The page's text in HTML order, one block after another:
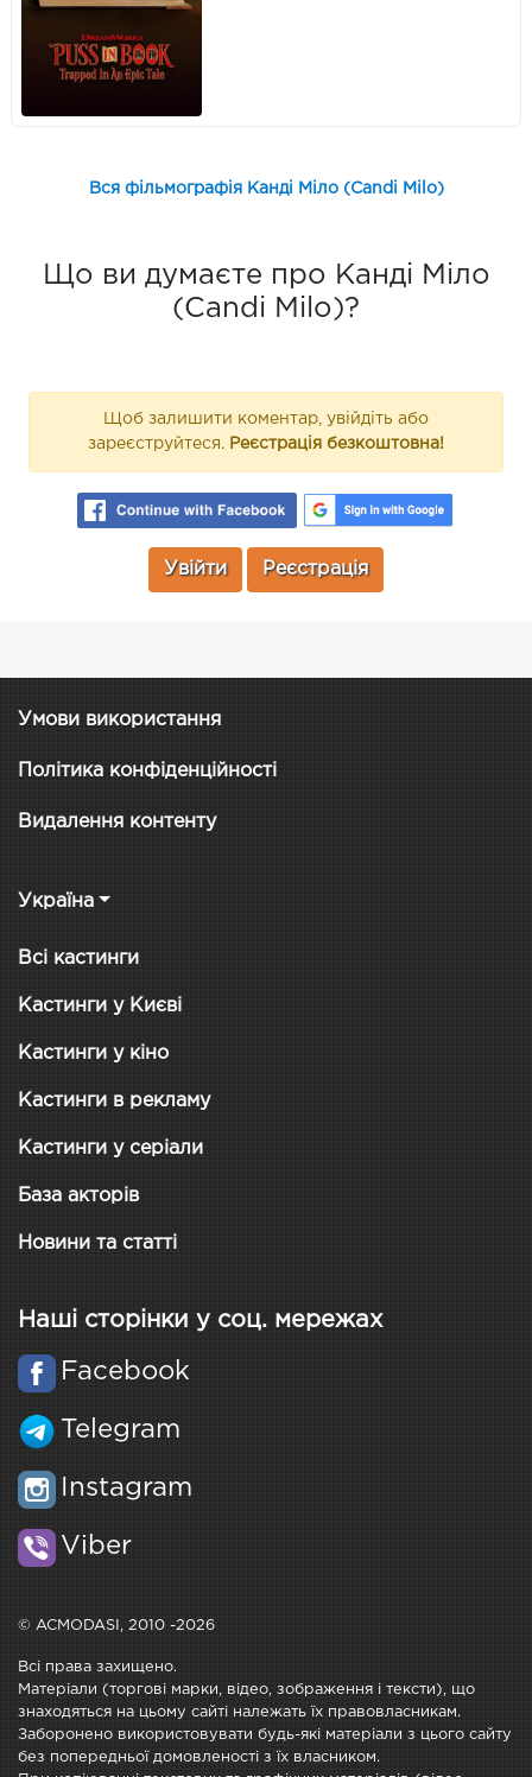
Вся фільмографія Канді Міло (Candi Milo)
Що ви думаєте про Канді Міло
(Candi Milo)?
Щоб залишити коментар, увійдіть або
зареєструйтеся. Реєстрація безкоштовна!
Увійти Реєстрація
Умови використання
Політика конфіденційності
Видалення контенту
Україна
Всі кастинги
Кастинги у Києві
Кастинги у кіно
Кастинги в рекламу
Кастинги у серіали
База акторів
Новини та статті
Наші сторінки у соц. мережах
Facebook
Telegram
Instagram
Viber
© ACMODASI, 2010 -2026
Всі права захищено.
Матеріали (торгові марки, відео, зображення і тексти), що
знаходяться на цьому сайті належать їх правовласникам.
Заборонено використовувати будь-які матеріали з цього сайту
без попередньої домовленості з їх власником.